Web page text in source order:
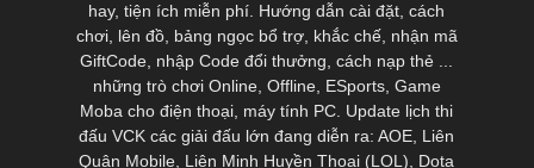
hay, tiện ích miễn phí. Hướng dẫn cài đặt, cách
chơi, lên đồ, bảng ngọc bổ trợ, khắc chế, nhận mã
GiftCode, nhập Code đổi thưởng, cách nạp thẻ ...
những trò chơi Online, Offline, ESports, Game
Moba cho điện thoại, máy tính PC. Update lịch thi
đấu VCK các giải đấu lớn đang diễn ra: AOE, Liên
Quân Mobile, Liên Minh Huyền Thoại (LOL), Dota